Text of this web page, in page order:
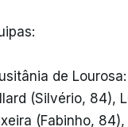
de
(Silvério, 84),
(Fabinho,